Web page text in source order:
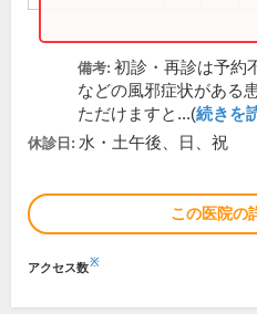
備考: 初診・再診は予約
などの風邪症状がある
ただけますと...(続きを
休診日: 水・土午後、日、祝
この医院の
アクセス数※